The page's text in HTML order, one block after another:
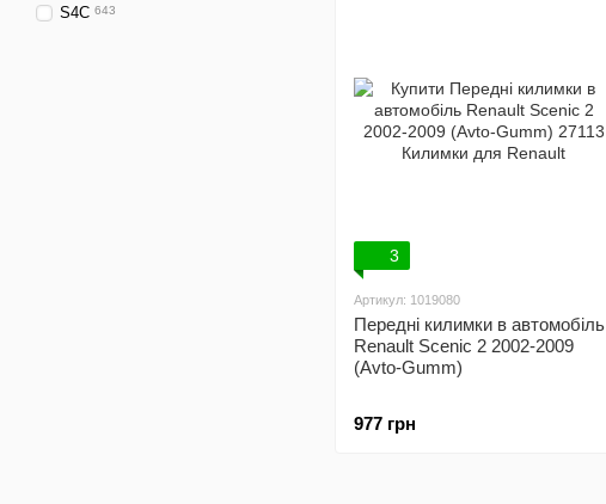
3
Артикул: 1019080
Передні килимки в автомобіль
Renault Scenic 2 2002-2009
(Avto-Gumm)
977 грн
S4C 643